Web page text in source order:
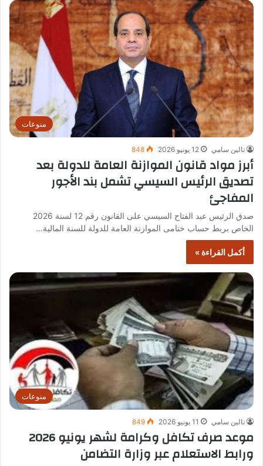
منوعات
تالين سامي 12 يونيو 2026 848
أبرز مواد قانون الموازنة العامة للدولة بعد
تصديق الرئيس السيسي تشمل بند الأجور
المفاجئ
صدق الرئيس عبد الفتاح السيسي على القانون رقم 12 لسنة 2026
الخاص بربط حساب ختامى الموازنة العامة للدولة للسنة المالية…
أكمل القراءة »
منوعات
تالين سامي 11 يونيو 2026 849
موعد صرف تكافل وكرامة لشهر يونيو 2026
ورابط الاستعلام عبر وزارة التضامن